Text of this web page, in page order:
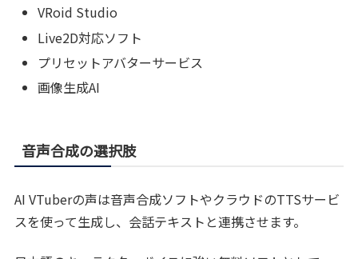
VRoid Studio
Live2D対応ソフト
プリセットアバターサービス
画像生成AI
音声合成の選択肢
AI VTuberの声は音声合成ソフトやクラウドのTTSサービ
スを使って生成し、会話テキストと連携させます。